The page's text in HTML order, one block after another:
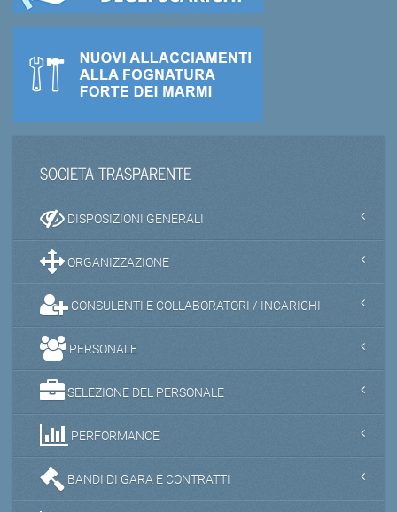
SOCIETA TRASPARENTE
DISPOSIZIONI GENERALI
ORGANIZZAZIONE
CONSULENTI E COLLABORATORI / INCARICHI
PERSONALE
SELEZIONE DEL PERSONALE
PERFORMANCE
BANDI DI GARA E CONTRATTI